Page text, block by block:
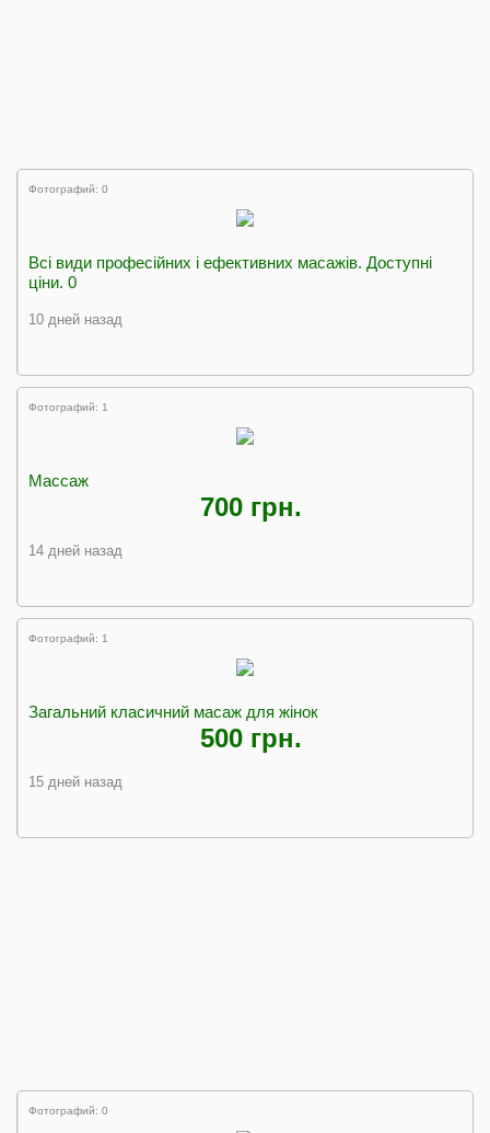
Фотографий: 0
Всі види професійних і ефективних масажів. Доступні
ціни. 0
10 дней назад
Фотографий: 1
Массаж
700 грн.
14 дней назад
Фотографий: 1
Загальний класичний масаж для жінок
500 грн.
15 дней назад
Фотографий: 0